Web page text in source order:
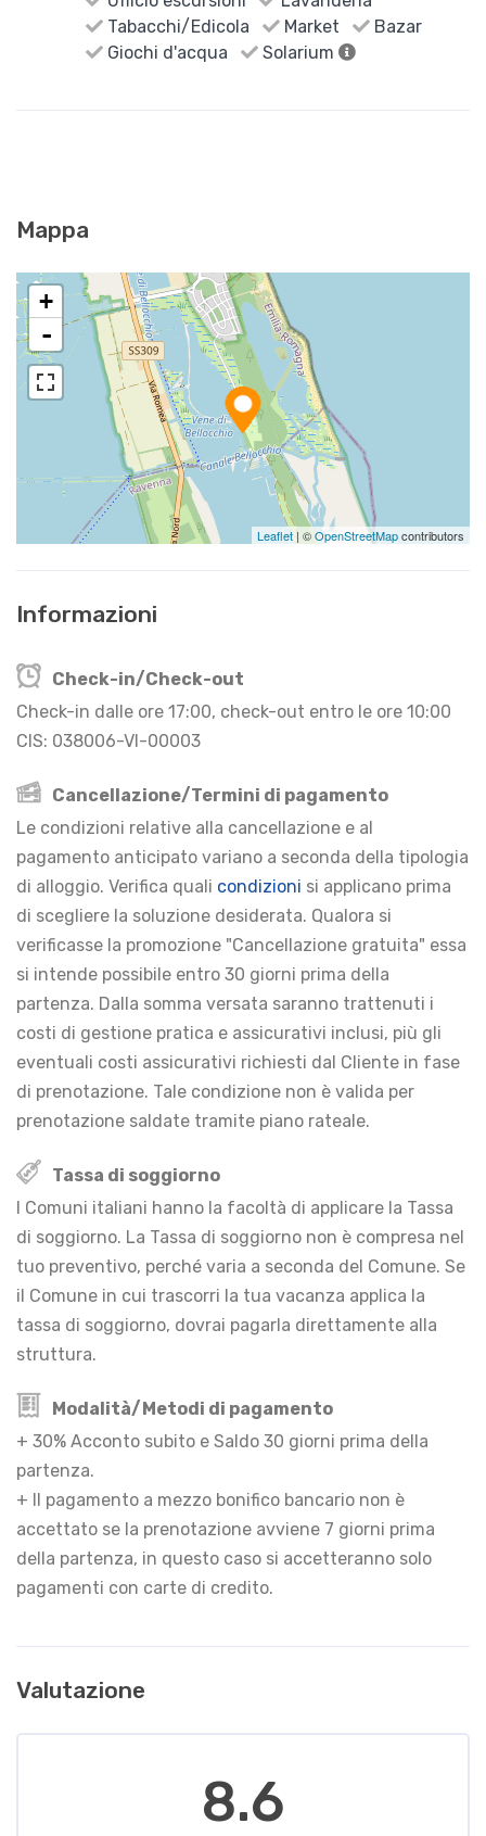
Tabacchi/Edicola
Market
Bazar
Giochi d'acqua
Solarium
Mappa
+
-
Leaflet | ©OpenStreetMapcontributors
Informazioni
Check-in/Check-out
Check-in dalle ore 17:00, check-out entro le ore 10:00
CIS: 038006-VI-00003
Cancellazione/Termini di pagamento
Le condizioni relative alla cancellazione e al
pagamento anticipato variano a seconda della tipologia
di alloggio. Verifica quali condizioni si applicano prima
di scegliere la soluzione desiderata. Qualora si
verificasse la promozione "Cancellazione gratuita" essa
si intende possibile entro 30 giorni prima della
partenza. Dalla somma versata saranno trattenuti i
costi di gestione pratica e assicurativi inclusi, più gli
eventuali costi assicurativi richiesti dal Cliente in fase
di prenotazione. Tale condizione non è valida per
prenotazione saldate tramite piano rateale.
Tassa di soggiorno
I Comuni italiani hanno la facoltà di applicare la Tassa
di soggiorno. La Tassa di soggiorno non è compresa nel
tuo preventivo, perché varia a seconda del Comune. Se
il Comune in cui trascorri la tua vacanza applica la
tassa di soggiorno, dovrai pagarla direttamente alla
struttura.
Modalità/Metodi di pagamento
+ 30% Acconto subito e Saldo 30 giorni prima della
partenza.
+ Il pagamento a mezzo bonifico bancario non è
accettato se la prenotazione avviene 7 giorni prima
della partenza, in questo caso si accetteranno solo
pagamenti con carte di credito.
Valutazione
8.6